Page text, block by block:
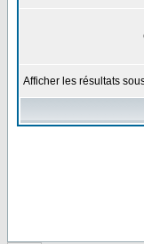
Afficher les résultats